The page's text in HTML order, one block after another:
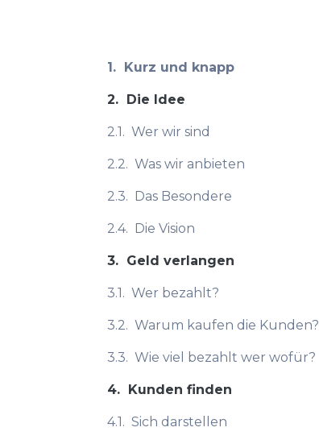
1. Kurz und knapp
2. Die Idee
2.1. Wer wir sind
2.2. Was wir anbieten
2.3. Das Besondere
2.4. Die Vision
3. Geld verlangen
3.1. Wer bezahlt?
3.2. Warum kaufen die Kunden?
3.3. Wie viel bezahlt wer wofür?
4. Kunden finden
4.1. Sich darstellen